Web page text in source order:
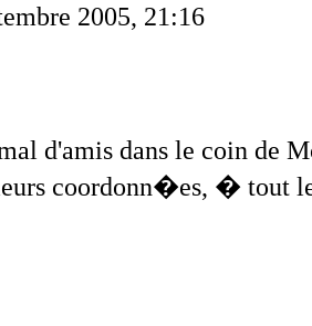
2005, 21:16
d'amis dans le coin de
coordonn�es, � tout